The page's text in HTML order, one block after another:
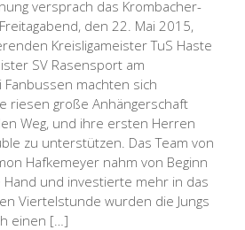
versprach das Krombacher-
den 22. Mai 2015,
Kreisligameister TuS Haste
SV Rasensport am
Fanbussen machten sich
riesen große Anhängerschaft
Weg, und ihre ersten Herren
zu unterstützen. Das Team von
Hafkemeyer nahm von Beginn
und investierte mehr in das
Viertelstunde wurden die Jungs
einen […]